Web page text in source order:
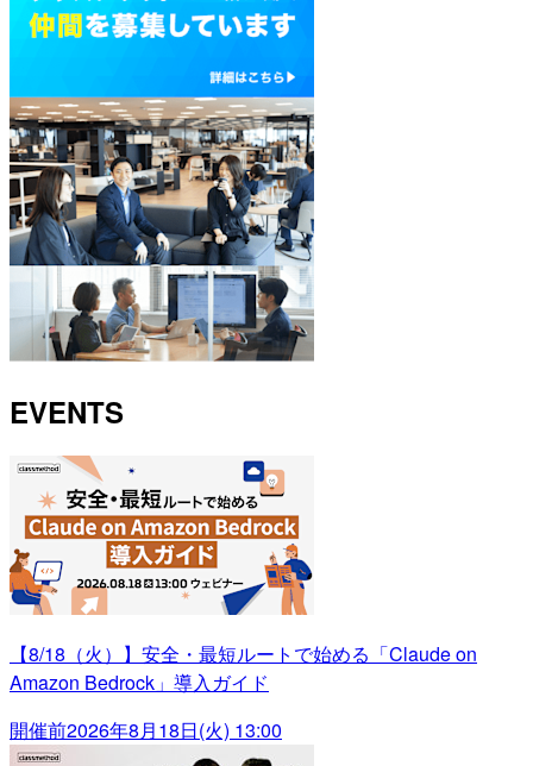
EVENTS
【8/18（火）】安全・最短ルートで始める「Claude on
Amazon Bedrock」導入ガイド
開催前2026年8月18日(火) 13:00